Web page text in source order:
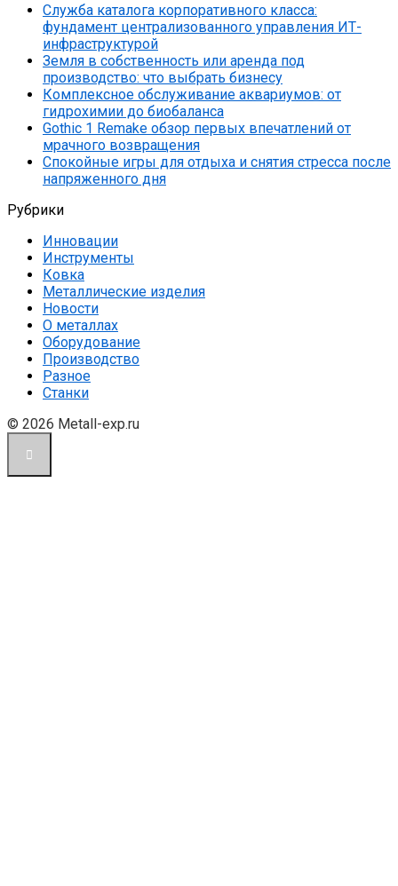
Служба каталога корпоративного класса:
фундамент централизованного управления ИТ-
инфраструктурой
Земля в собственность или аренда под
производство: что выбрать бизнесу
Комплексное обслуживание аквариумов: от
гидрохимии до биобаланса
Gothic 1 Remake обзор первых впечатлений от
мрачного возвращения
Спокойные игры для отдыха и снятия стресса после
напряженного дня
Рубрики
Инновации
Инструменты
Ковка
Металлические изделия
Новости
О металлах
Оборудование
Производство
Разное
Станки
© 2026 Metall-exp.ru